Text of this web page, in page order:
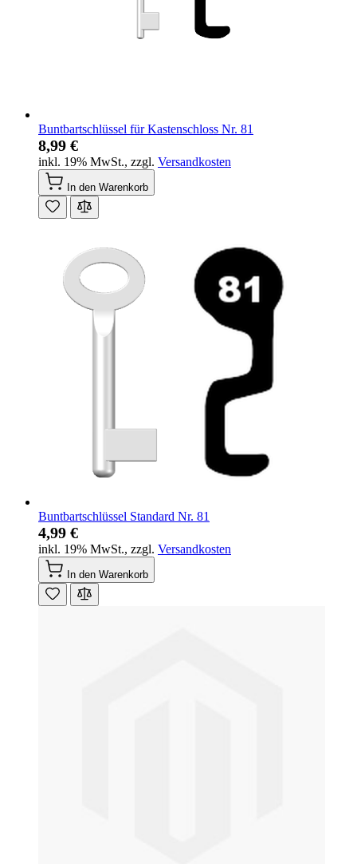
Buntbartschlüssel für Kastenschloss Nr. 81
8,99 €
inkl. 19% MwSt., zzgl. Versandkosten
In den Warenkorb
Buntbartschlüssel Standard Nr. 81
4,99 €
inkl. 19% MwSt., zzgl. Versandkosten
In den Warenkorb